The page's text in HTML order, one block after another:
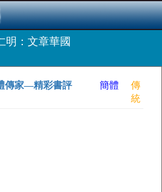
明：文章華國
傳家—精彩書評
簡體
傳
統